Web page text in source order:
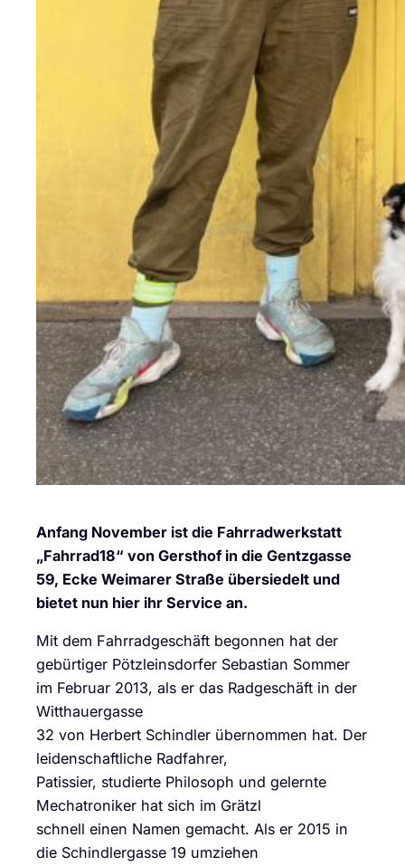
Anfang November ist die Fahrradwerkstatt
„Fahrrad18“ von Gersthof in die Gentzgasse
59, Ecke Weimarer Straße übersiedelt und
bietet nun hier ihr Service an.
Mit dem Fahrradgeschäft begonnen hat der
gebürtiger Pötzleinsdorfer Sebastian Sommer
im Februar 2013, als er das Radgeschäft in der
Witthauergasse
32 von Herbert Schindler übernommen hat. Der
leidenschaftliche Radfahrer,
Patissier, studierte Philosoph und gelernte
Mechatroniker hat sich im Grätzl
schnell einen Namen gemacht. Als er 2015 in
die Schindlergasse 19 umziehen